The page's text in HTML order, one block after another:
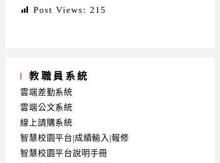
Post Views: 215
教職員系統
雲端差勤系統
雲端公文系統
線上請購系統
智慧校園平台|成績輸入|報修
智慧校園平台說明手冊